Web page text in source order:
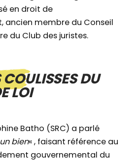
en droit de
ancien membre du Conseil
du Club des juristes.
DU
LOI
Batho (SRC) a parlé
bien« , faisant référence au
gouvernemental du